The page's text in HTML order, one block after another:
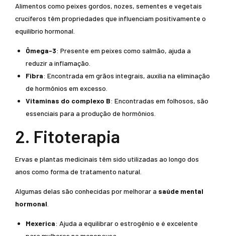
Alimentos como peixes gordos, nozes, sementes e vegetais
crucíferos têm propriedades que influenciam positivamente o
equilíbrio hormonal.
Ômega-3: Presente em peixes como salmão, ajuda a
reduzir a inflamação.
Fibra: Encontrada em grãos integrais, auxilia na eliminação
de hormônios em excesso.
Vitaminas do complexo B: Encontradas em folhosos, são
essenciais para a produção de hormônios.
2. Fitoterapia
Ervas e plantas medicinais têm sido utilizadas ao longo dos
anos como forma de tratamento natural.
Algumas delas são conhecidas por melhorar a saúde mental
hormonal
Mexerica: Ajuda a equilibrar o estrogênio e é excelente